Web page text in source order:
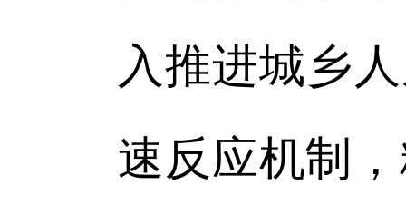
入推进城乡
速反应机制